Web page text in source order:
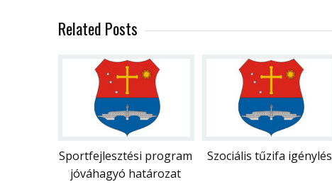
Related Posts
Sportfejlesztési program
jóváhagyó határozat
Szociális tűzifa igénylés